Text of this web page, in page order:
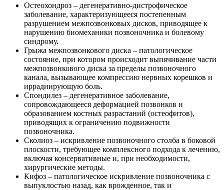
Остеохондроз – дегенеративно-дистрофическое
заболевание, характеризующееся постепенным
разрушением межпозвонковых дисков, приводящее к
нарушению биомеханики позвоночника и болевому
синдрому.
Грыжа межпозвонкового диска – патологическое
состояние, при котором происходит выпячивание части
межпозвонкового диска за пределы позвоночного
канала, вызывающее компрессию нервных корешков и
иррадиирующую боль.
Спондилез – дегенеративное заболевание,
сопровождающееся деформацией позвонков и
образованием костных разрастаний (остеофитов),
приводящих к ограничению подвижности
позвоночника.
Сколиоз – искривление позвоночного столба в боковой
плоскости, требующее комплексного подхода к лечению,
включая консервативные и, при необходимости,
хирургические методы.
Кифоз – патологическое искривление позвоночника с
выпуклостью назад, как врожденное, так и